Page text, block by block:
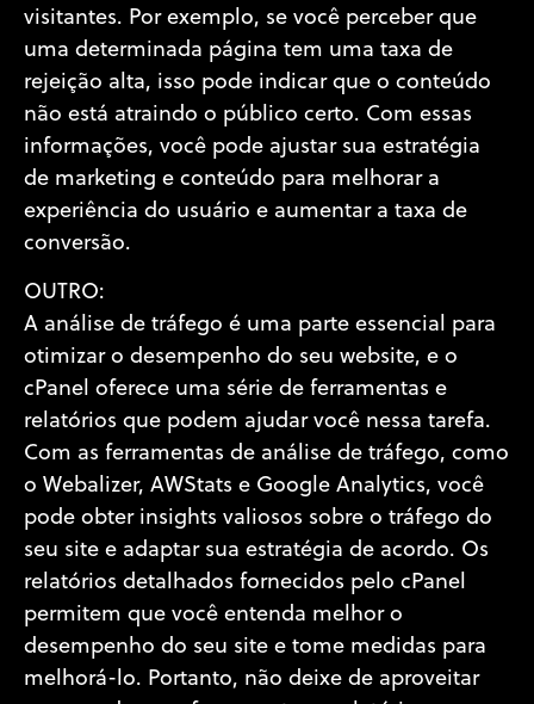
visitantes. Por exemplo, se você perceber que
uma determinada página tem uma taxa de
rejeição alta, isso pode indicar que o conteúdo
não está atraindo o público certo. Com essas
informações, você pode ajustar sua estratégia
de marketing e conteúdo para melhorar a
experiência do usuário e aumentar a taxa de
conversão.
OUTRO:
A análise de tráfego é uma parte essencial para
otimizar o desempenho do seu website, e o
cPanel oferece uma série de ferramentas e
relatórios que podem ajudar você nessa tarefa.
Com as ferramentas de análise de tráfego, como
o Webalizer, AWStats e Google Analytics, você
pode obter insights valiosos sobre o tráfego do
seu site e adaptar sua estratégia de acordo. Os
relatórios detalhados fornecidos pelo cPanel
permitem que você entenda melhor o
desempenho do seu site e tome medidas para
melhorá-lo. Portanto, não deixe de aproveitar